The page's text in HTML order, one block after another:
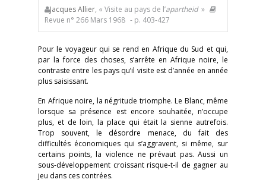
Jacques Allier, « Visite au pays de l’apartheid»
Revue n° 266 Mars 1968 - p. 403-427
Pour le voyageur qui se rend en Afrique du Sud et qui,
par la force des choses, s’arrête en Afrique noire, le
contraste entre les pays qu’il visite est d’année en année
plus saisissant.
En Afrique noire, la négritude triomphe. Le Blanc, même
lorsque sa présence est encore souhaitée, n’occupe
plus, et de loin, la place qui était la sienne autrefois.
Trop souvent, le désordre menace, du fait des
difficultés économiques qui s’aggravent, si même, sur
certains points, la violence ne prévaut pas. Aussi un
sous-développement croissant risque-t-il de gagner au
jeu dans ces contrées.